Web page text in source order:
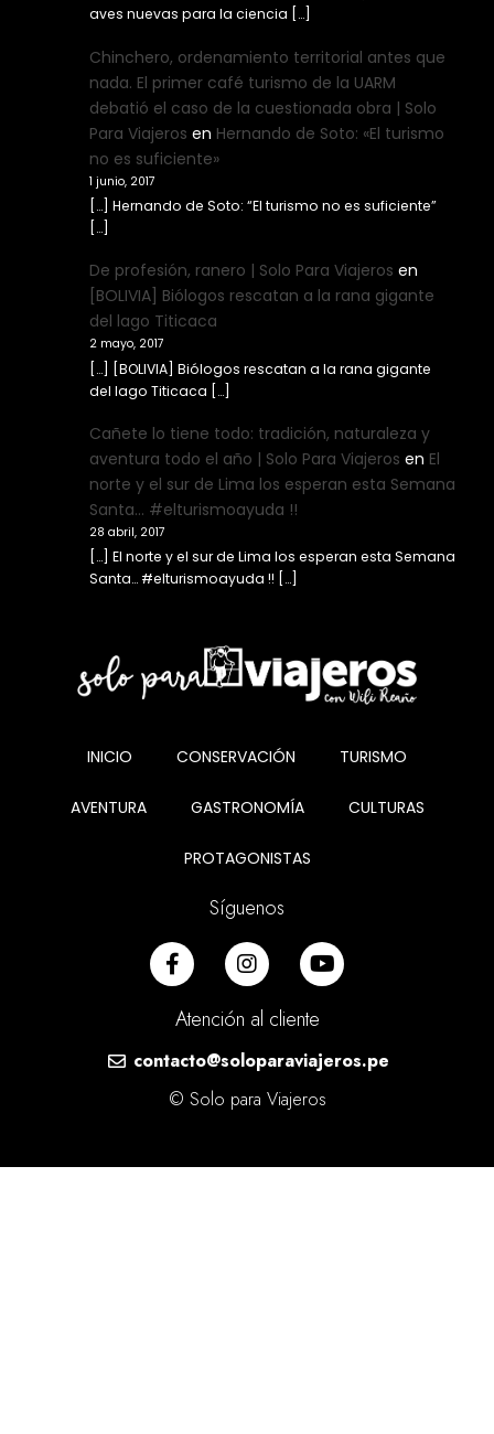
aves nuevas para la ciencia […]
Chinchero, ordenamiento territorial antes que
nada. El primer café turismo de la UARM
debatió el caso de la cuestionada obra | Solo
Para Viajeros en Hernando de Soto: «El turismo
no es suficiente»
1 junio, 2017
[…] Hernando de Soto: “El turismo no es suficiente”
[…]
De profesión, ranero | Solo Para Viajeros en
[BOLIVIA] Biólogos rescatan a la rana gigante
del lago Titicaca
2 mayo, 2017
[…] [BOLIVIA] Biólogos rescatan a la rana gigante
del lago Titicaca […]
Cañete lo tiene todo: tradición, naturaleza y
aventura todo el año | Solo Para Viajeros en El
norte y el sur de Lima los esperan esta Semana
Santa… #elturismoayuda !!
28 abril, 2017
[…] El norte y el sur de Lima los esperan esta Semana
Santa… #elturismoayuda !! […]
INICIO CONSERVACIÓN TURISMO
AVENTURA GASTRONOMÍA CULTURAS
PROTAGONISTAS
Síguenos
Atención al cliente
contacto@soloparaviajeros.pe
© Solo para Viajeros